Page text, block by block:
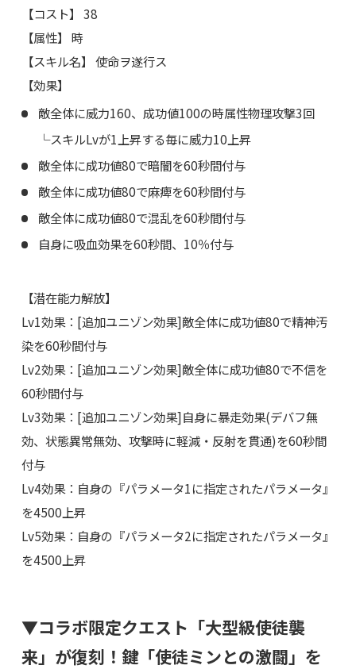
【コスト】 38
【属性】 時
【スキル名】 使命ヲ遂行ス
【効果】
敵全体に威力160、成功値100の時属性物理攻撃3回
└スキルLvが1上昇する毎に威力10上昇
敵全体に成功値80で暗闇を60秒間付与
敵全体に成功値80で麻痺を60秒間付与
敵全体に成功値80で混乱を60秒間付与
自身に吸血効果を60秒間、10％付与
【潜在能力解放】
Lv1効果：[追加ユニゾン効果]敵全体に成功値80で精神汚
染を60秒間付与
Lv2効果：[追加ユニゾン効果]敵全体に成功値80で不信を
60秒間付与
Lv3効果：[追加ユニゾン効果]自身に暴走効果(デバフ無
効、状態異常無効、攻撃時に軽減・反射を貫通)を60秒間
付与
Lv4効果：自身の『パラメータ1に指定されたパラメータ』
を4500上昇
Lv5効果：自身の『パラメータ2に指定されたパラメータ』
を4500上昇
▼コラボ限定クエスト「大型級使徒襲
来」が復刻！鍵「使徒ミンとの激闘」を